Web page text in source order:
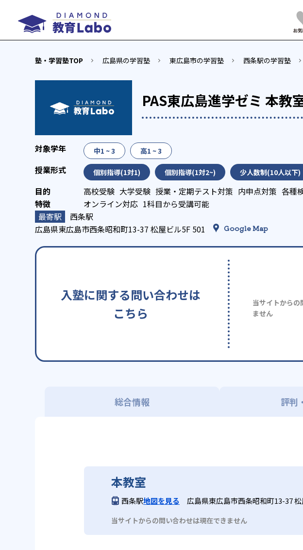
塾・学習塾TOP 広島県の学習塾 東広島市の学習塾 西条駅の学習塾
PAS東広島進学ゼミ 本教
中1 ~ 3 高1 ~ 3
個別指導(1対1) 個別指導(1対2~) 少人数制(10人以下)
高校受験 大学受験 授業・定期テスト対策 内申点対策 各種
オンライン対応 1科目から受講可能
西条駅
広島県東広島市西条昭和町13-37 松屋ビル5F 501
Google Map
入塾に関する問い合わせは
こちら
当サイトからの
ません
総合情報 評判
本教室
西条駅地図を見る 広島県東広島市西条昭和町13-37
当サイトからの問い合わせは現在できません